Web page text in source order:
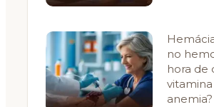
no
hora de
vitamina
anemia?